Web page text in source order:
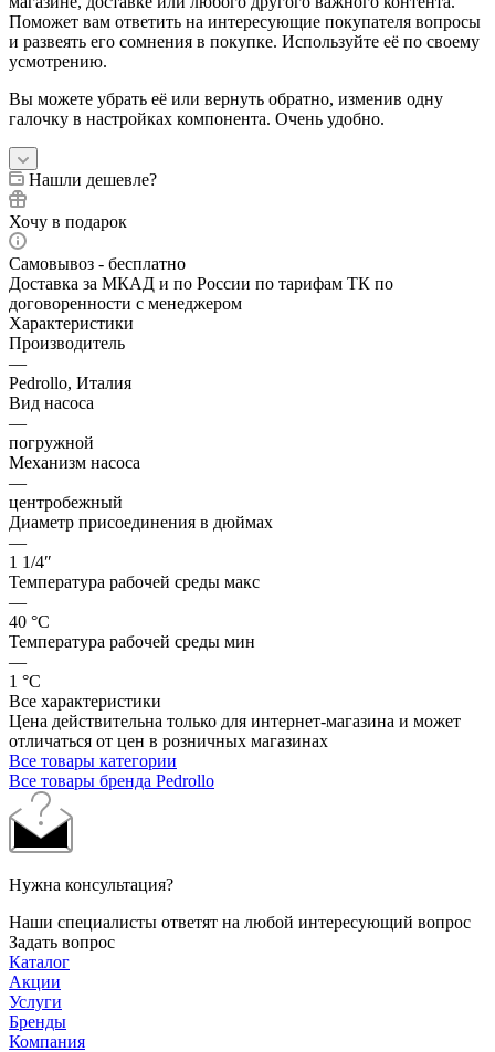
Поможет вам ответить на интересующие покупателя вопросы
и развеять его сомнения в покупке. Используйте её по своему
усмотрению.
Вы можете убрать её или вернуть обратно, изменив одну
галочку в настройках компонента. Очень удобно.
Нашли дешевле?
Хочу в подарок
Самовывоз - бесплатно
Доставка за МКАД и по России по тарифам ТК по
договоренности с менеджером
Характеристики
Производитель
—
Pedrollo, Италия
Вид насоса
—
погружной
Механизм насоса
—
центробежный
Диаметр присоединения в дюймах
—
1 1/4″
Температура рабочей среды макс
—
40 °С
Температура рабочей среды мин
—
1 °С
Все характеристики
Цена действительна только для интернет-магазина и может
отличаться от цен в розничных магазинах
Все товары категории
Все товары бренда Pedrollo
Нужна консультация?
Наши специалисты ответят на любой интересующий вопрос
Задать вопрос
Каталог
Акции
Услуги
Бренды
Компания